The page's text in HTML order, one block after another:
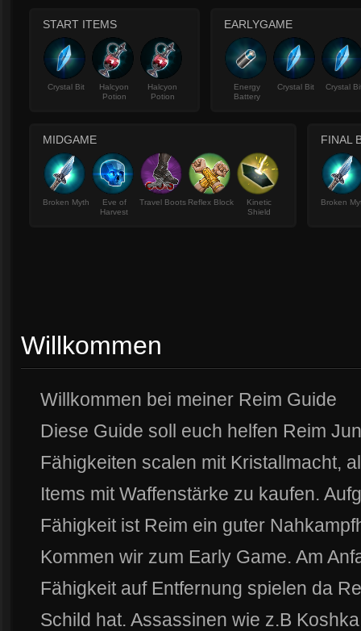
START ITEMS
Crystal Bit
Halcyon
Potion
Halcyon
Potion
EARLYGAME
Energy
Battery
Crystal Bit Crystal
MIDGAME
Broken Myth
Eve of
Harvest
Travel Boots Reflex Block
Kinetic
Shield
FINAL
Broken
Willkommen
Willkommen bei meiner Reim Guide
Diese Guide soll euch helfen Reim
Fähigkeiten scalen mit Kristallmacht,
Items mit Waffenstärke zu kaufen.
Fähigkeit ist Reim ein guter
Kommen wir zum Early Game. Am
Fähigkeit auf Entfernung spielen da
Schild hat. Assassinen wie z.B